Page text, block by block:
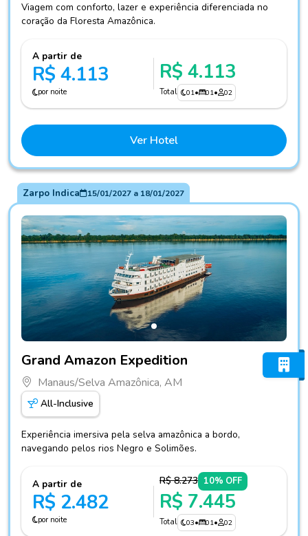
Viagem com conforto, lazer e experiência diferenciada no
coração da Floresta Amazônica.
A partir de
R$ 4.113
por noite
R$ 4.113
Total 01• 01• 02
Ver Hotel
Zarpo Indica 15/01/2027a 18/01/2027
Grand Amazon Expedition
Manaus/Selva Amazônica, AM
All-Inclusive
Experiência imersiva pela selva amazônica a bordo,
navegando pelos rios Negro e Solimões.
A partir de
R$ 2.482
por noite
R$ 8.273 10% OFF
R$ 7.445
Total 03• 01• 02